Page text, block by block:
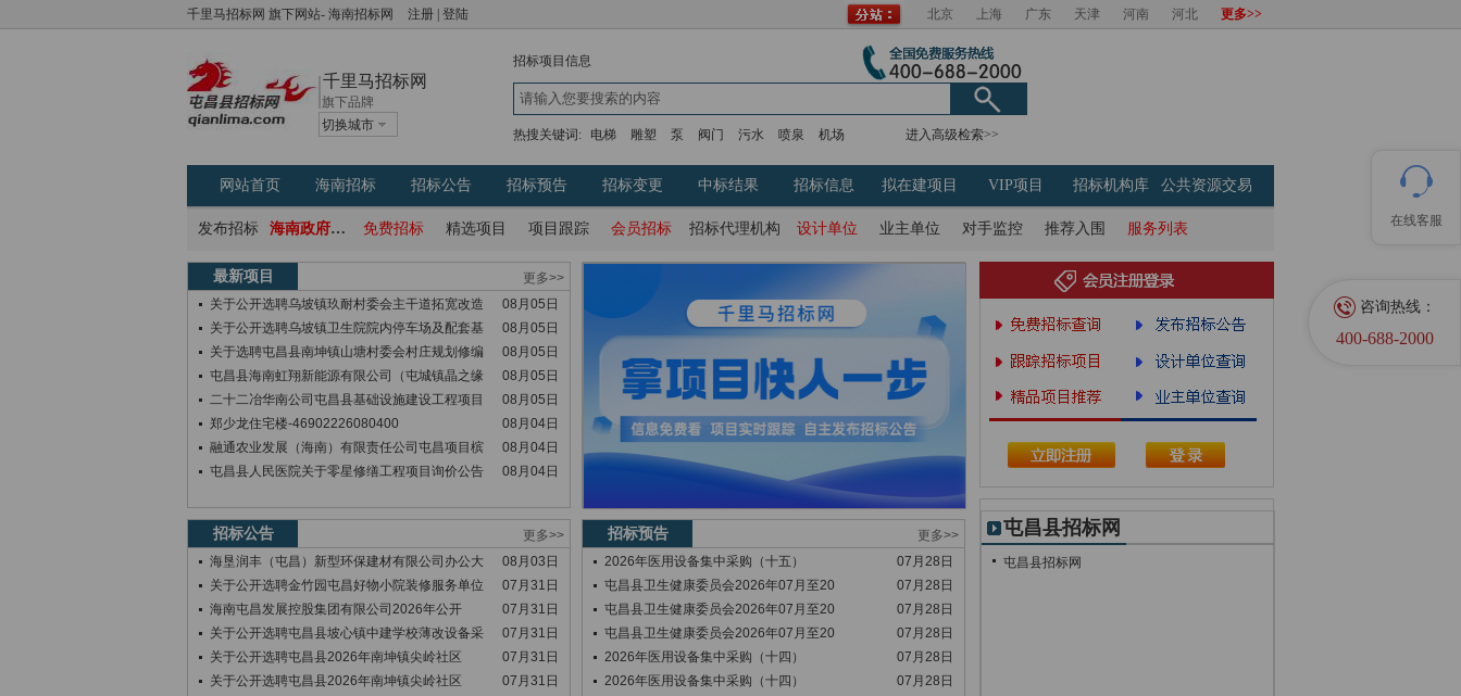
千里马招标网 旗下网站- 海南招标网 注册 登陆 更多>>
河北
河南
天津
广东
上海
北京
千里马招标网
旗下品牌
切换城市
招标项目信息
热搜关键词: 电梯 雕塑 泵 阀门 污水 喷泉 机场 进入高级检索>>
网站首页 海南招标 招标公告 招标预告 招标变更 中标结果 招标信息 拟在建项目 VIP项目 招标机构库 公共资源交易
发布招标 海南政府采购网 免费招标 精选项目 项目跟踪 会员招标 招标代理机构 设计单位 业主单位 对手监控 推荐入围 服务列表
最新项目
更多>>
关于公开选聘乌坡镇玖耐村委会主干道拓宽改造
08月05日
关于公开选聘乌坡镇卫生院院内停车场及配套基
08月05日
关于选聘屯昌县南坤镇山塘村委会村庄规划修编
08月05日
屯昌县海南虹翔新能源有限公司（屯城镇晶之缘
08月05日
二十二冶华南公司屯昌县基础设施建设工程项目
08月05日
郑少龙住宅楼-46902226080400
08月04日
融通农业发展（海南）有限责任公司屯昌项目槟
08月04日
屯昌县人民医院关于零星修缮工程项目询价公告
08月04日
招标公告
更多>>
海垦润丰（屯昌）新型环保建材有限公司办公大
08月03日
关于公开选聘金竹园屯昌好物小院装修服务单位
07月31日
海南屯昌发展控股集团有限公司2026年公开
07月31日
关于公开选聘屯昌县坡心镇中建学校薄改设备采
07月31日
关于公开选聘屯昌县2026年南坤镇尖岭社区
07月31日
关于公开选聘屯昌县2026年南坤镇尖岭社区
07月31日
招标预告
更多>>
2026年医用设备集中采购（十五）
07月28日
屯昌县卫生健康委员会2026年07月至20
07月28日
屯昌县卫生健康委员会2026年07月至20
07月28日
屯昌县卫生健康委员会2026年07月至20
07月28日
2026年医用设备集中采购（十四）
07月28日
2026年医用设备集中采购（十四）
07月28日
屯昌县招标网
屯昌县招标网
在线客服
咨询热线：
400-688-2000